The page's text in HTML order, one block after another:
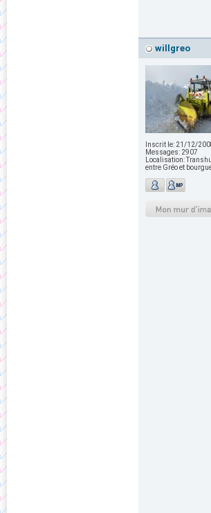
willgreo
Inscrit le: 21/12/
Messages: 2907
Localisation:
entre Gréo et